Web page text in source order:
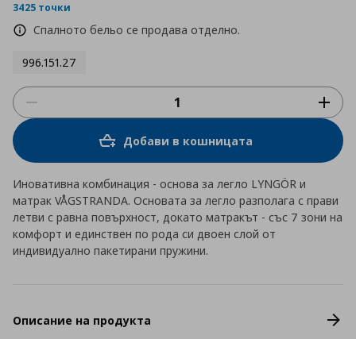
3425 точки
Спалното бельо се продава отделно.
996.151.27
Добави в кошницата
Иновативна комбинация - основа за легло LYNGÖR и
матрак VÅGSTRANDA. Основата за легло разполага с прави
летви с равна повърхност, докато матракът - със 7 зони на
комфорт и единствен по рода си двоен слой от
индивидуално пакетирани пружини.
Описание на продукта